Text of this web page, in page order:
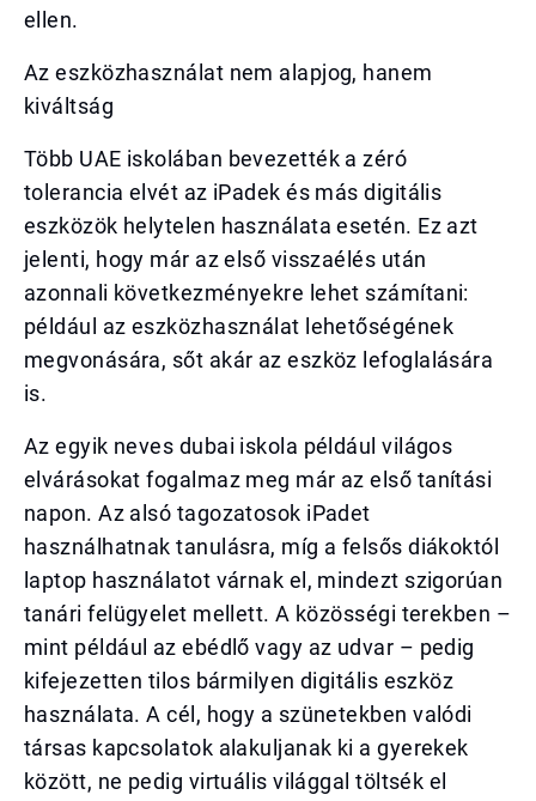
ellen.
Az eszközhasználat nem alapjog, hanem
kiváltság
Több UAE iskolában bevezették a zéró
tolerancia elvét az iPadek és más digitális
eszközök helytelen használata esetén. Ez azt
jelenti, hogy már az első visszaélés után
azonnali következményekre lehet számítani:
például az eszközhasználat lehetőségének
megvonására, sőt akár az eszköz lefoglalására
is.
Az egyik neves dubai iskola például világos
elvárásokat fogalmaz meg már az első tanítási
napon. Az alsó tagozatosok iPadet
használhatnak tanulásra, míg a felsős diákoktól
laptop használatot várnak el, mindezt szigorúan
tanári felügyelet mellett. A közösségi terekben –
mint például az ebédlő vagy az udvar – pedig
kifejezetten tilos bármilyen digitális eszköz
használata. A cél, hogy a szünetekben valódi
társas kapcsolatok alakuljanak ki a gyerekek
között, ne pedig virtuális világgal töltsék el